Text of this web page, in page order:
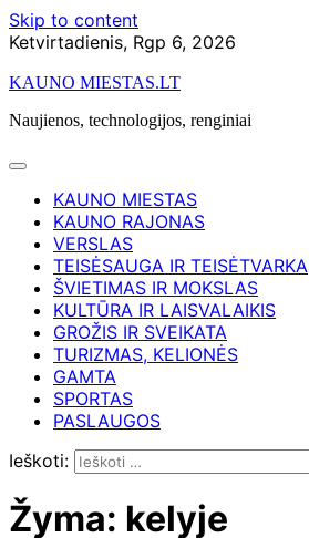
Skip to content
Ketvirtadienis, Rgp 6, 2026
KAUNO MIESTAS.LT
Naujienos, technologijos, renginiai
KAUNO MIESTAS
KAUNO RAJONAS
VERSLAS
TEISĖSAUGA IR TEISĖTVARKA
ŠVIETIMAS IR MOKSLAS
KULTŪRA IR LAISVALAIKIS
GROŽIS IR SVEIKATA
TURIZMAS, KELIONĖS
GAMTA
SPORTAS
PASLAUGOS
Ieškoti:
Žyma: kelyje